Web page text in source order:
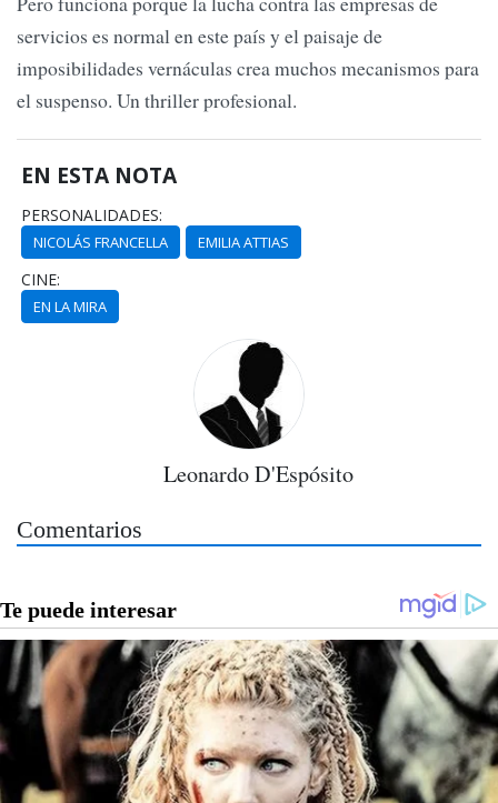
servicios es normal en este país y el paisaje de
imposibilidades vernáculas crea muchos mecanismos para
el suspenso. Un thriller profesional.
EN ESTA NOTA
PERSONALIDADES:
NICOLÁS FRANCELLA EMILIA ATTIAS
CINE:
EN LA MIRA
Leonardo D'Espósito
Comentarios